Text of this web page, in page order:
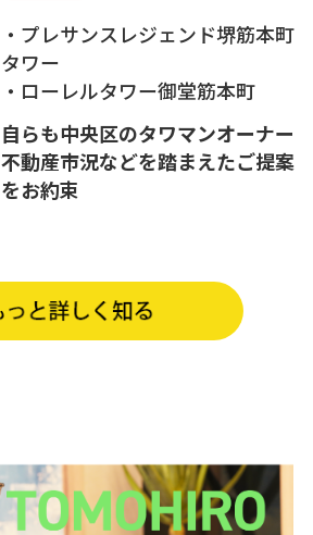
・プレサンスレジェンド堺筋本町
タワー
・ローレルタワー御堂筋本町
自らも中央区のタワマンオーナー
不動産市況などを踏まえたご提案
をお約束